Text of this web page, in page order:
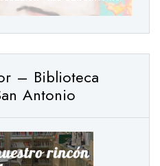
– Biblioteca
Antonio